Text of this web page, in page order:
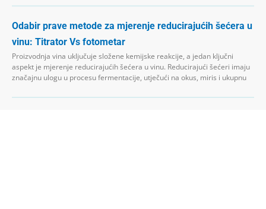
Odabir prave metode za mjerenje reducirajućih šećera u
vinu: Titrator Vs fotometar
Proizvodnja vina uključuje složene kemijske reakcije, a jedan ključni
aspekt je mjerenje reducirajućih šećera u vinu. Reducirajući šećeri imaju
značajnu ulogu u procesu fermentacije, utječući na okus, miris i ukupnu